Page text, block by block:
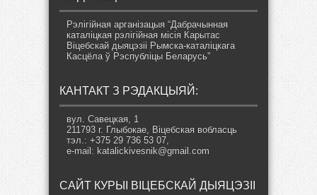
Рэлігійная арганізацыя “Дабрачынная
каталіцкая рэлігійная місія Карытас
Віцебскай дыяцэзіі Рымска-каталіцкага
Касцёла ў Рэспубліцы Беларусь”
КАНТАКТ З РЭДАКЦЫЯЙ:
вул. Савецкая, 1
211793 г. Глыбокае, Віцебская вобласць
тэл.: +375 29 736 53 07,
e-mail: katalickivesnik@gmail.com
САЙТ КУРЫІ ВІЦЕБСКАЙ ДЫЯЦЭЗІІ